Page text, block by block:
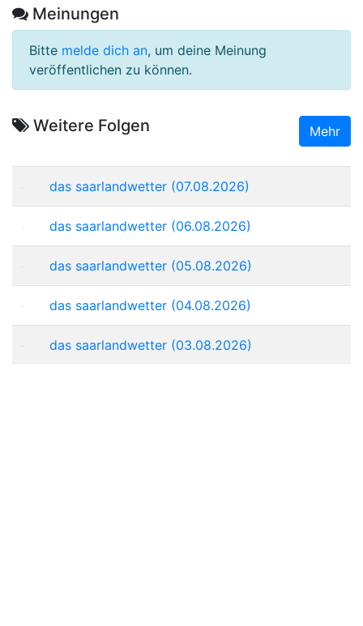
Meinungen
Bitte melde dich an, um deine Meinung
veröffentlichen zu können.
Weitere Folgen Mehr
das saarlandwetter (07.08.2026)
das saarlandwetter (06.08.2026)
das saarlandwetter (05.08.2026)
das saarlandwetter (04.08.2026)
das saarlandwetter (03.08.2026)